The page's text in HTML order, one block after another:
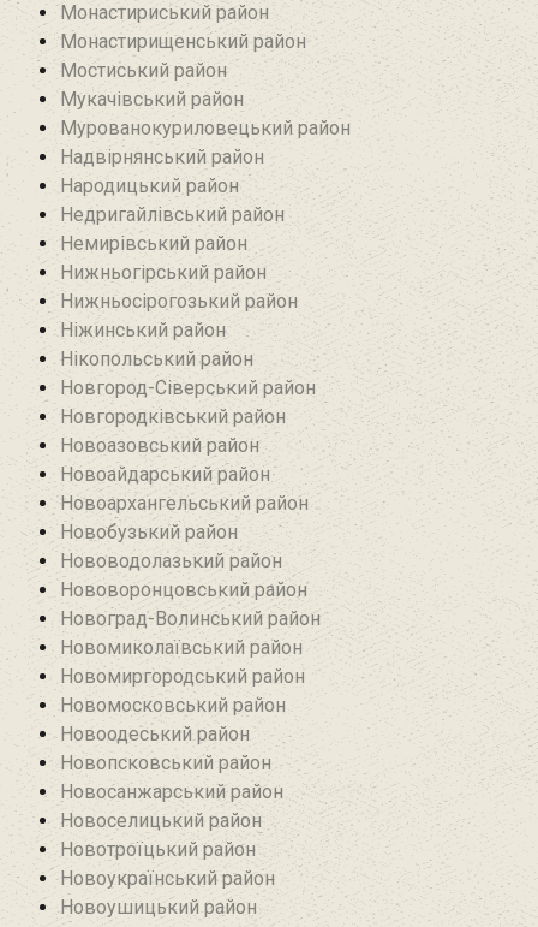
Монастириський район
Монастирищенський район
Мостиський район
Мукачівський район
Мурованокуриловецький район
Надвірнянський район
Народицький район‎
Недригайлівський район‎
Немирівський район
Нижньогірський район
Нижньосірогозький район
Ніжинський район
Нікопольський район
Новгород-Сіверський район
Новгородківський район
Новоазовський район
Новоайдарський район‎
Новоархангельський район
Новобузький район‎
Нововодолазький район
Нововоронцовський район‎
Новоград-Волинський район
Новомиколаївський район‎
Новомиргородський район
Новомосковський район
Новоодеський район‎
Новопсковський район‎
Новосанжарський район
Новоселицький район
Новотроїцький район
Новоукраїнський район
Новоушицький район